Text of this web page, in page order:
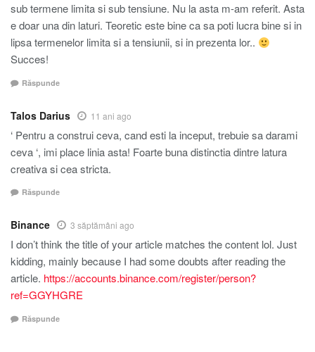
sub termene limita si sub tensiune. Nu la asta m-am referit. Asta
e doar una din laturi. Teoretic este bine ca sa poti lucra bine si in
lipsa termenelor limita si a tensiunii, si in prezenta lor..
Succes!
Răspunde
Talos Darius 11 ani ago
‘ Pentru a construi ceva, cand esti la inceput, trebuie sa darami
ceva ‘, imi place linia asta! Foarte buna distinctia dintre latura
creativa si cea stricta.
Răspunde
Binance 3 săptămâni ago
I don’t think the title of your article matches the content lol. Just
kidding, mainly because I had some doubts after reading the
article. https://accounts.binance.com/register/person?
ref=GGYHGRE
Răspunde